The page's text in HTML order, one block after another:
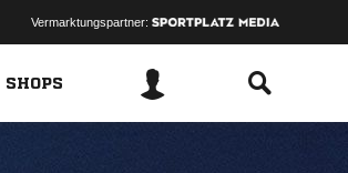
Vermarktungspartner:
SHOPS